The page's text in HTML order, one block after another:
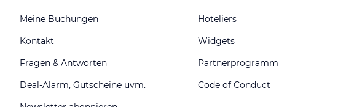
Meine Buchungen
Kontakt
Fragen & Antworten
Deal-Alarm, Gutscheine uvm.
Hoteliers
Widgets
Partnerprogramm
Code of Conduct